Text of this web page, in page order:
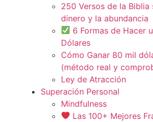
250 Versos de la Biblia
dinero y la abundancia
6 Formas de Hacer
Dólares
Cómo Ganar 80 mil
(método real y
Ley de Atracción
Superación Personal
Mindfulness
Las 100+ Mejores